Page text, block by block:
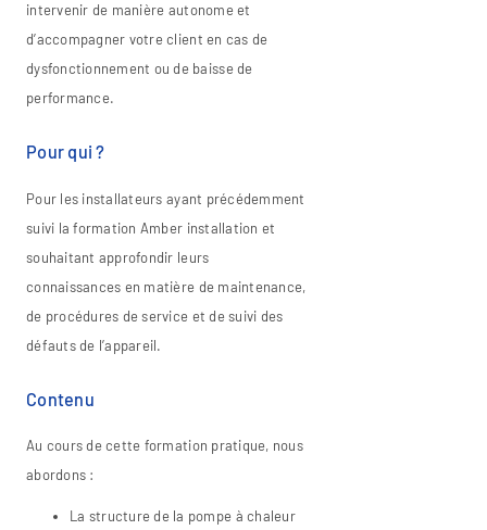
intervenir de manière autonome et
d’accompagner votre client en cas de
dysfonctionnement ou de baisse de
performance.
Pour qui ?
Pour les installateurs ayant précédemment
suivi la formation Amber installation et
souhaitant approfondir leurs
connaissances en matière de maintenance,
de procédures de service et de suivi des
défauts de l’appareil.
Contenu
Au cours de cette formation pratique, nous
abordons :
La structure de la pompe à chaleur